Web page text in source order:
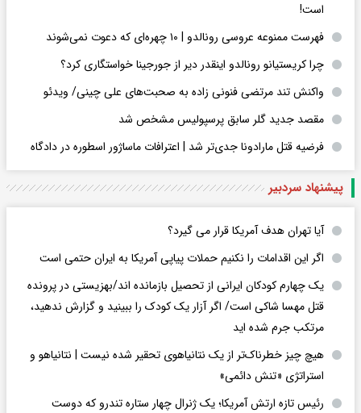
است!
فهرست ممنوعه عروسی رونالدو | ۱۰ چهره‌ای که دعوت نمی‌شوند
چرا کریستیانو رونالدو اینقدر دیر از جورجینا خواستگاری کرد؟
واکنش تند مرتضی فنونی زاده به صحبت‌های علی چینی/ ویدئو
مقصد جدید گلر سابق پرسپولیس مشخص شد
فرضیه قتل مارادونا جدی‌تر شد | اعترافات ماساژور اسطوره در دادگاه
پیشنهاد سردبیر
آیا تهران هدف آمریکا قرار می گیرد؟
اگر این اقدامات را نکنیم حملات پیاپی آمریکا به ایران حتمی است
یک چهارم کودکان ایرانی از تحصیل بازمانده اند/بهزیستی در پرونده
قتل مهسا شاکی است/ اگر آزار یک کودک را ببینید و گزارش ندهید،
مرتکب جرم شده اید
هیچ چیز خطرناک‌تر از یک نتانیاهوی تحقیر شده نیست | نتانیاهو و
استراتژی «تنش دائمی»
رئیس تازه ارتش آمریکا؛ یک ژنرال چهار ستاره تندرو که دوست